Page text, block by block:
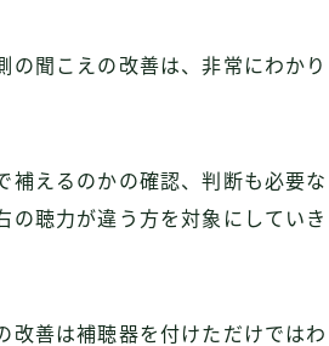
の聞こえの改善は、非常にわかり
補えるのかの確認、判断も必要な
の聴力が違う方を対象にしていき
改善は補聴器を付けただけではわ